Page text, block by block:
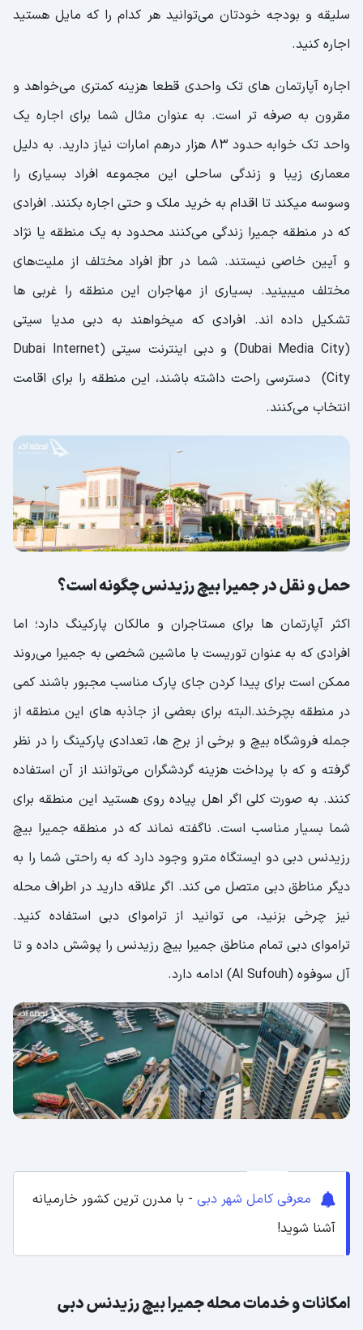
سلیقه و بودجه خودتان می‌توانید هر کدام را که مایل هستید
اجاره کنید.
اجاره آپارتمان های تک واحدی قطعا هزینه کمتری می‌خواهد و
مقرون به صرفه تر است. به عنوان مثال شما برای اجاره یک
واحد تک خوابه حدود 83 هزار درهم امارات نیاز دارید. به دلیل
معماری زیبا و زندگی ساحلی این مجموعه افراد بسیاری را
وسوسه میکند تا اقدام به خرید ملک و حتی اجاره بکنند. افرادی
که در منطقه جمیرا زندگی می‌کنند محدود به یک منطقه یا نژاد
و آیین خاصی نیستند. شما در jbr افراد مختلف از ملیت‌های
مختلف میبینید. بسیاری از مهاجران این منطقه را غربی ها
تشکیل داده اند. افرادی که میخواهند به دبی مدیا سیتی
(Dubai Media City) و دبی اینترنت سیتی (Dubai Internet
City) دسترسی راحت داشته باشند، این منطقه را برای اقامت
انتخاب می‌کنند.
حمل و نقل در جمیرا بیچ رزیدنس چگونه است؟
اکثر آپارتمان ها برای مستاجران و مالکان پارکینگ دارد؛ اما
افرادی که به عنوان توریست با ماشین شخصی به جمیرا می‌روند
ممکن است برای پیدا کردن جای پارک مناسب مجبور باشند کمی
در منطقه بچرخند.البته برای بعضی از جاذبه های این منطقه از
جمله فروشگاه بیچ و برخی از برج ها، تعدادی پارکینگ را در نظر
گرفته و که با پرداخت هزینه گردشگران می‌توانند از آن استفاده
کنند. به صورت کلی اگر اهل پیاده روی هستید این منطقه برای
شما بسیار مناسب است. ناگفته نماند که در منطقه جمیرا بیچ
رزیدنس دبی دو ایستگاه مترو وجود دارد که به راحتی شما را به
دیگر مناطق دبی متصل می کند. اگر علاقه دارید در اطراف محله
نیز چرخی بزنید، می توانید از تراموای دبی استفاده کنید.
تراموای دبی تمام مناطق جمیرا بیچ رزیدنس را پوشش داده و تا
آل سوفوه (Al Sufouh) ادامه دارد.
معرفی کامل شهر دبی - با مدرن ترین کشور خارمیانه
آشنا شوید!
امکانات و خدمات محله جمیرا بیچ رزیدنس دبی